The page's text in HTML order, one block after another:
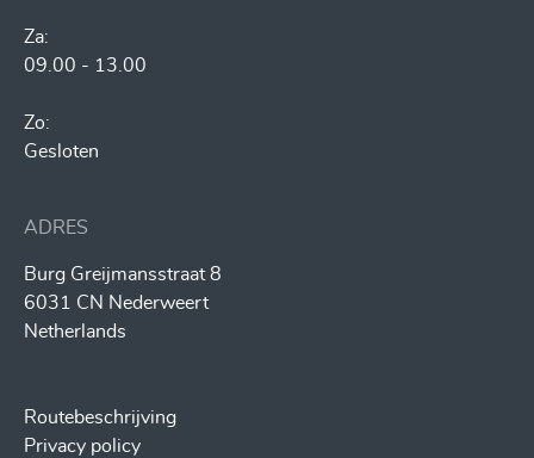
Za:
09.00 - 13.00
Zo:
Gesloten
ADRES
Burg Greijmansstraat 8
6031 CN Nederweert
Netherlands
Routebeschrijving
Privacy policy